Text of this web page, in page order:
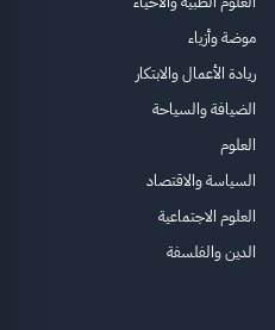
موضة وأزياء
ريادة الأعمال والابتكار
الضيافة والسياحة
العلوم
السياسة والاقتصاد
العلوم الاجتماعية
الدين والفلسفة